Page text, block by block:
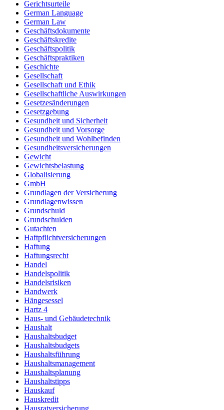
Gerichtsurteile
German Language
German Law
Geschäftsdokumente
Geschäftskredite
Geschäftspolitik
Geschäftspraktiken
Geschichte
Gesellschaft
Gesellschaft und Ethik
Gesellschaftliche Auswirkungen
Gesetzesänderungen
Gesetzgebung
Gesundheit und Sicherheit
Gesundheit und Vorsorge
Gesundheit und Wohlbefinden
Gesundheitsversicherungen
Gewicht
Gewichtsbelastung
Globalisierung
GmbH
Grundlagen der Versicherung
Grundlagenwissen
Grundschuld
Grundschulden
Gutachten
Haftpflichtversicherungen
Haftung
Haftungsrecht
Handel
Handelspolitik
Handelsrisiken
Handwerk
Hängesessel
Hartz 4
Haus- und Gebäudetechnik
Haushalt
Haushaltsbudget
Haushaltsbudgets
Haushaltsführung
Haushaltsmanagement
Haushaltsplanung
Haushaltstipps
Hauskauf
Hauskredit